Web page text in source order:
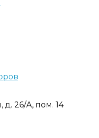
д. 26/А, пом. 14